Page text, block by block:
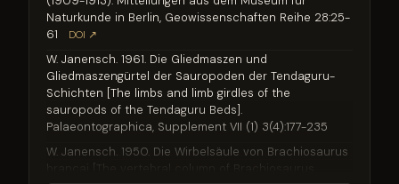
Naturkunde in Berlin, Geowissenschaften Reihe 28:25-
61
DOI ↗
W. Janensch. 1961. Die Gliedmaszen und
Gliedmaszengürtel der Sauropoden der Tendaguru-
Schichten [The limbs and limb girdles of the
sauropods of the Tendaguru Beds].
Palaeontographica, Supplement VII (1) 3(4):177-235
W. Janensch. 1950. Die Wirbelsäule von Brachiosaurus
brancai [The vertebral column of Brachiosaurus